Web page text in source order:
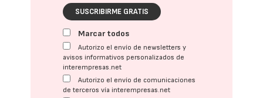
SUSCRIBIRME GRATIS
Marcar todos
Autorizo el envío de newsletters y
avisos informativos personalizados de
interempresas.net
Autorizo el envío de comunicaciones
de terceros vía interempresas.net